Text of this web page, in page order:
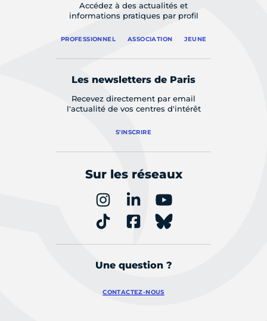
Accédez à des actualités et
informations pratiques par profil
PROFESSIONNEL ASSOCIATION JEUNE
Les newsletters de Paris
Recevez directement par email
l'actualité de vos centres d'intérêt
S'INSCRIRE
Sur les réseaux
Une question ?
CONTACTEZ-NOUS